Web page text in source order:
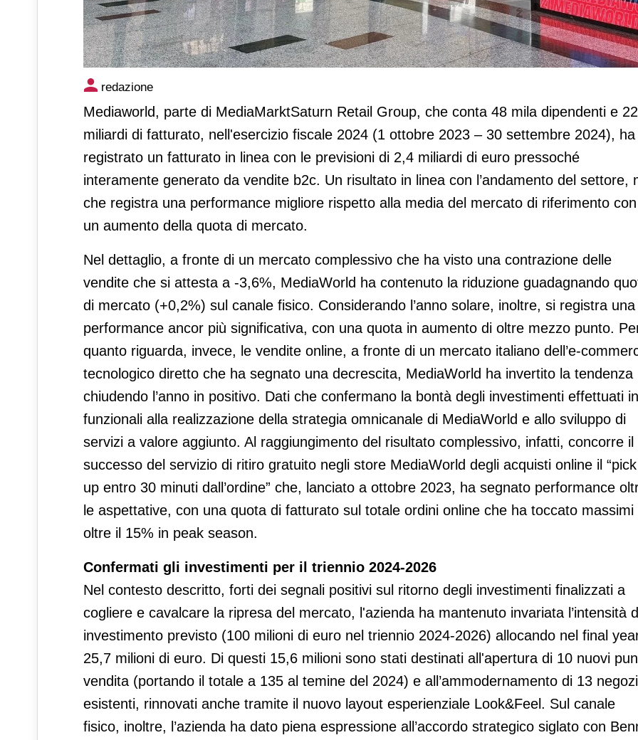
Mediaworld, fatturato a 2,4 miliardi di euro
redazione
Mediaworld, parte di MediaMarktSaturn Retail Group, che conta 48 mila dipendenti e
miliardi di fatturato, nell'esercizio fiscale 2024 (1 ottobre 2023 – 30 settembre 2024), ha
registrato un fatturato in linea con le previsioni di 2,4 miliardi di euro pressoché
interamente generato da vendite b2c. Un risultato in linea con l’andamento del settore,
che registra una performance migliore rispetto alla media del mercato di riferimento con
un aumento della quota di mercato.
Nel dettaglio, a fronte di un mercato complessivo che ha visto una contrazione delle
vendite che si attesta a -3,6%, MediaWorld ha contenuto la riduzione guadagnando
di mercato (+0,2%) sul canale fisico. Considerando l’anno solare, inoltre, si registra una
performance ancor più significativa, con una quota in aumento di oltre mezzo punto.
quanto riguarda, invece, le vendite online, a fronte di un mercato italiano dell’e-
tecnologico diretto che ha segnato una decrescita, MediaWorld ha invertito la tendenza
chiudendo l’anno in positivo. Dati che confermano la bontà degli investimenti effettuati
funzionali alla realizzazione della strategia omnicanale di MediaWorld e allo sviluppo di
servizi a valore aggiunto. Al raggiungimento del risultato complessivo, infatti, concorre il
successo del servizio di ritiro gratuito negli store MediaWorld degli acquisti online il “pick
up entro 30 minuti dall’ordine” che, lanciato a ottobre 2023, ha segnato performance
le aspettative, con una quota di fatturato sul totale ordini online che ha toccato massimi
oltre il 15% in peak season.
Confermati gli investimenti per il triennio 2024-2026
Nel contesto descritto, forti dei segnali positivi sul ritorno degli investimenti finalizzati a
cogliere e cavalcare la ripresa del mercato, l'azienda ha mantenuto invariata l’intensità
investimento previsto (100 milioni di euro nel triennio 2024-2026) allocando nel final
25,7 milioni di euro. Di questi 15,6 milioni sono stati destinati all'apertura di 10 nuovi
vendita (portando il totale a 135 al temine del 2024) e all’ammodernamento di 13 negozi
esistenti, rinnovati anche tramite il nuovo layout esperienziale Look&Feel. Sul canale
fisico, inoltre, l’azienda ha dato piena espressione all’accordo strategico siglato con